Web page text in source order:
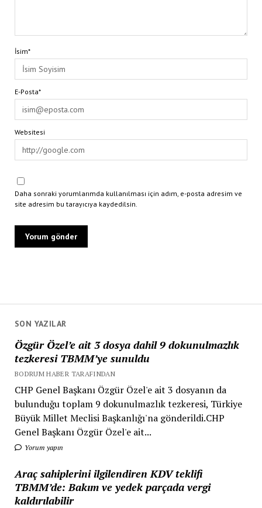
SON YAZILAR
Özgür Özel’e ait 3 dosya dahil 9 dokunulmazlık
tezkeresi TBMM’ye sunuldu
BODRUM HABER TARAFINDAN
CHP Genel Başkanı Özgür Özel'e ait 3 dosyanın da
bulunduğu toplam 9 dokunulmazlık tezkeresi, Türkiye
Büyük Millet Meclisi Başkanlığı'na gönderildi.CHP
Genel Başkanı Özgür Özel'e ait...
Yorum yapın
Araç sahiplerini ilgilendiren KDV teklifi
TBMM’de: Bakım ve yedek parçada vergi
kaldırılabilir
İsim*
E-Posta*
Websitesi
Daha sonraki yorumlarımda kullanılması için adım, e-posta adresim ve
site adresim bu tarayıcıya kaydedilsin.